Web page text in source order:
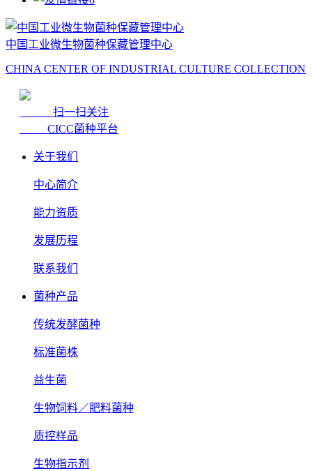
中国工业微生物菌种保藏管理中心
CHINA CENTER OF INDUSTRIAL CULTURE COLLECTION
扫一扫关注
CICC菌种平台
关于我们
中心简介
能力资质
发展历程
联系我们
菌种产品
传统发酵菌种
标准菌株
益生菌
生物饲料／肥料菌种
质控样品
生物指示剂